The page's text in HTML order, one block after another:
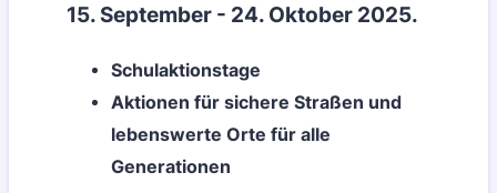
15. September - 24. Oktober 2025.
Schulaktionstage
Aktionen für sichere Straßen und
lebenswerte Orte für alle
Generationen